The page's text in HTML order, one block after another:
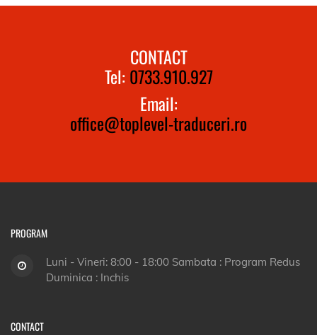
CONTACT
Tel: 0733.910.927
Email:
office@toplevel-traduceri.ro
PROGRAM
Luni - Vineri: 8:00 - 18:00 Sambata : Program Redus
Duminica : Inchis
CONTACT